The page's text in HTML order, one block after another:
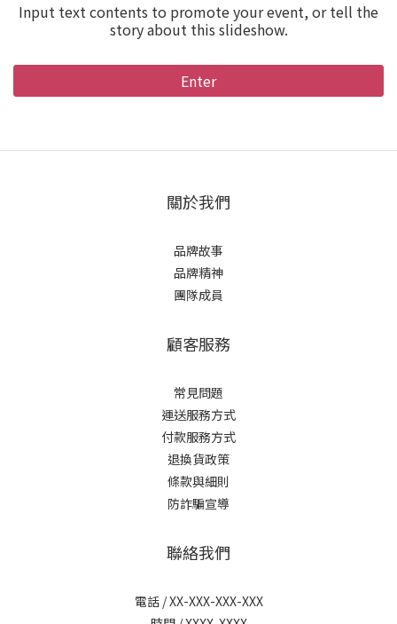
Input text contents to promote your event, or tell the
story about this slideshow.
Enter
關於我們
品牌故事
品牌精神
團隊成員
顧客服務
常見問題
運送服務方式
付款服務方式
退換貨政策
條款與細則
防詐騙宣導
聯絡我們
電話 / XX-XXX-XXX-XXX